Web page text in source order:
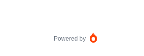
Powered by